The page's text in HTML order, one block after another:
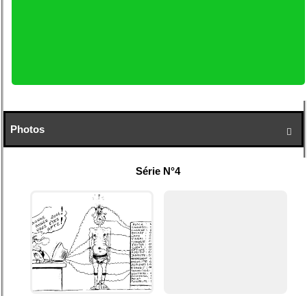

Photos
Série N°4